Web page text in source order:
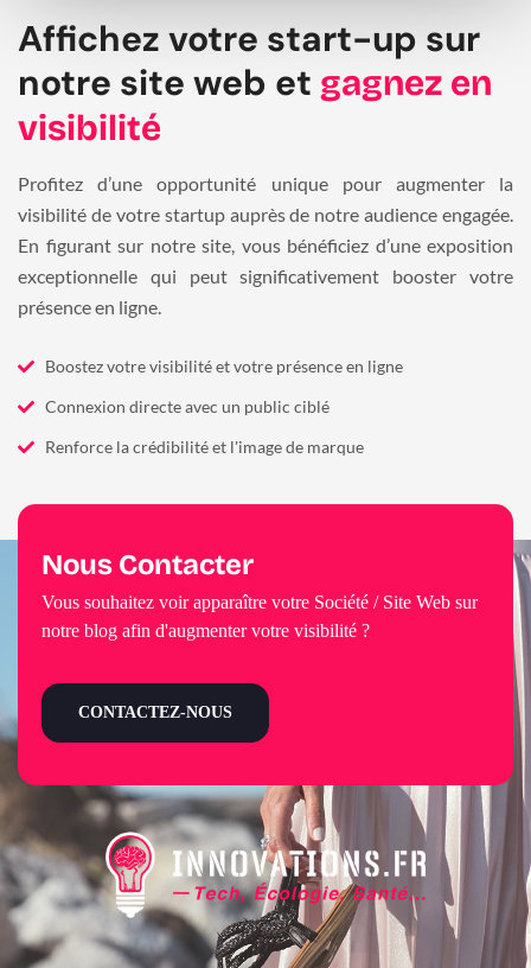
Affichez votre start-up sur
notre site web et gagnez en
visibilité
Profitez d’une opportunité unique pour augmenter la
visibilité de votre startup auprès de notre audience engagée.
En figurant sur notre site, vous bénéficiez d’une exposition
exceptionnelle qui peut significativement booster votre
présence en ligne.
Boostez votre visibilité et votre présence en ligne
Connexion directe avec un public ciblé
Renforce la crédibilité et l'image de marque
Nous Contacter
Vous souhaitez voir apparaître votre Société / Site Web sur
notre blog afin d'augmenter votre visibilité ?
CONTACTEZ-NOUS